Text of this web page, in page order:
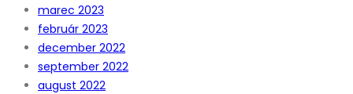
marec 2023
február 2023
december 2022
september 2022
august 2022